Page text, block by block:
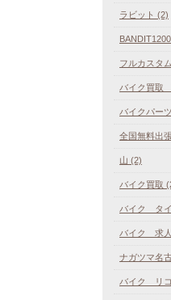
ラビット (2)
フルカスタ
バイク買取
バイクパー
全国無料出
山 (2)
バイク買取
バイク タ
バイク 求
ナガツマ名
バイク リ